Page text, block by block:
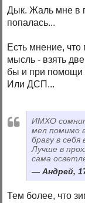
Дык. Жаль мне в
попалась...
Есть мнение,
мысль - взять
бы и при помощи
Или ДСП...
ИМХО
мел помимо
брагу в
Лучше в
сама
Андрей,
Тем более, что